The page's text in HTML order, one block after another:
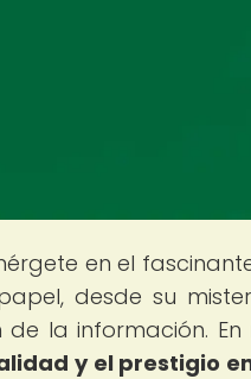
en el
desde su
la información.
y el prestigio